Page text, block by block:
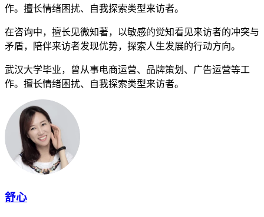
作。擅长情绪困扰、自我探索类型来访者。
在咨询中，擅长见微知著，以敏感的觉知看见来访者的冲突与
矛盾，陪伴来访者发现优势，探索人生发展的行动方向。
武汉大学毕业，曾从事电商运营、品牌策划、广告运营等工
作。擅长情绪困扰、自我探索类型来访者。
舒心